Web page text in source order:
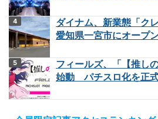
ダイナム、新業態「ク
愛知県一宮市にオープ
フィールズ、「【推し
始動 パチスロ化を正